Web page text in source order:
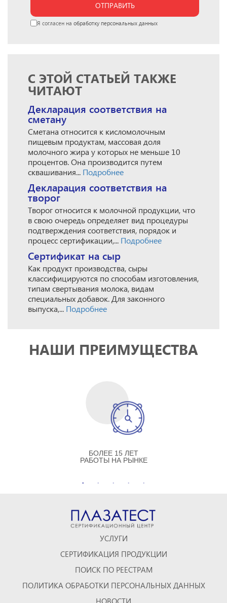
ОТПРАВИТЬ
Я согласен на обработку персональных данных
С ЭТОЙ СТАТЬЕЙ ТАКЖЕ
ЧИТАЮТ
Декларация соответствия на
сметану
Сметана относится к кисломолочным
пищевым продуктам, массовая доля
молочного жира у которых не меньше 10
процентов. Она производится путем
сквашивания... Подробнее
Декларация соответствия на
творог
Творог относится к молочной продукции, что
в свою очередь определяет вид процедуры
подтверждения соответствия, порядок и
процесс сертификации,... Подробнее
Сертификат на сыр
Как продукт производства, сыры
классифицируются по способам изготовления,
типам свертывания молока, видам
специальных добавок. Для законного
выпуска,... Подробнее
НАШИ ПРЕИМУЩЕСТВА
БОЛЕЕ 15 ЛЕТ
РАБОТЫ НА РЫНКЕ
УСЛУГИ
СЕРТИФИКАЦИЯ ПРОДУКЦИИ
ПОИСК ПО РЕЕСТРАМ
ПОЛИТИКА ОБРАБОТКИ ПЕРСОНАЛЬНЫХ ДАННЫХ